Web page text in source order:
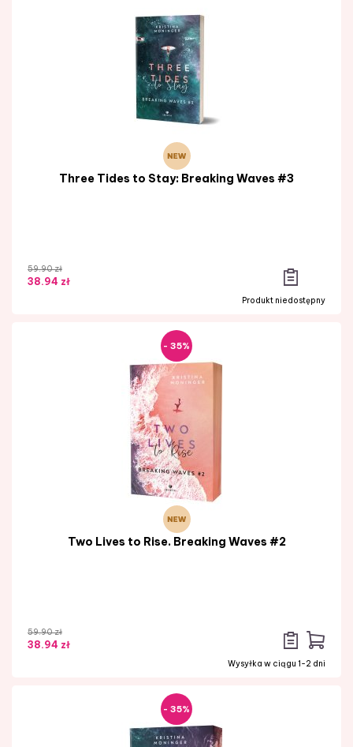
Three Tides to Stay: Breaking Waves #3
59.90 zł
38.94 zł
Produkt niedostępny
- 35%
Two Lives to Rise. Breaking Waves #2
59.90 zł
38.94 zł
Wysyłka w ciągu 1-2 dni
- 35%